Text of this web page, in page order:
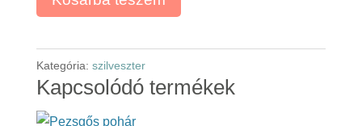
Kategória: szilveszter
Kapcsolódó termékek